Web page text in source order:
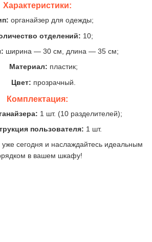
Характеристики:
органайзер для одежды;
отделений: 10;
ширина — 30 см, длина — 35 см;
Материал: пластик;
Цвет: прозрачный.
Комплектация:
1 шт. (10 разделителей);
пользователя: 1 шт.
уже сегодня и наслаждайтесь идеальным
в вашем шкафу!